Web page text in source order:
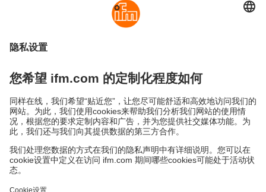
地点 (EN)
隐私政策
易福门电子(上海)有限公司
上海市浦东新区
盛夏路61弄1号楼6层
邮编: 201203
总机: 021 3813 4800
电子邮箱:info.cn@ifm.com
沪ICP备19047231号-1
沪公网安备31011502010310号